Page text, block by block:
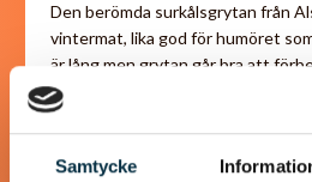
Samtycke
Den berömda surkålsgrytan från
vintermat, lika god för humöret
är lång men grytan går bra att